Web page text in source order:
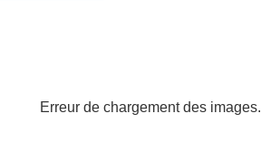
Erreur de chargement des images.